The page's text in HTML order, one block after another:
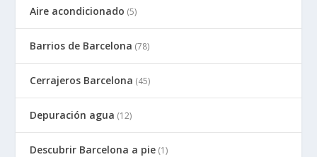
Aire acondicionado (5)
Barrios de Barcelona (78)
Cerrajeros Barcelona (45)
Depuración agua (12)
Descubrir Barcelona a pie (1)